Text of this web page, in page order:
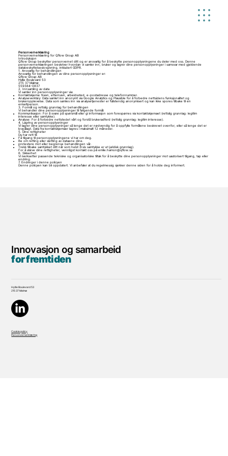
Personvernerklæring
Personvernerklæring for Qflow Group AB
Introduksjon
Qflow Group beskytter personvernet ditt og er ansvarlig for å beskytte personopplysningene du deler med oss. Denne
personvernerklæringen beskriver hvordan vi samler inn, bruker og lagrer dine personopplysninger i samsvar med gjeldende
databeskyttelseslovgivning, inkludert GDPR.
1. Ansvarlig for behandlingen
Ansvarlig for behandlingen av dine personopplysninger er:
Qflow Group AB
Hyllie Boulevard 53
215 37 Malmø
559384-0837
2. Innsamling av data
Vi samler inn personopplysninger via:
Kontaktskjema: Navn, etternavn, arbeidssted, e-postadresse og telefonnummer.
Analyseverktøy: Data samlet inn anonymt via Google Analytics og Plausible for å forbedre nettsidens funksjonalitet og
brukeropplevelse. Data som samles inn via analysetjenester er fullstendig anonymisert og kan ikke spores tilbake til en
enkeltperson.
3. Formål og rettslig grunnlag for behandlingen
Vi behandler dine personopplysninger til følgende formål:
Kommunikasjon: For å svare på spørsmål eller gi informasjon som forespørres via kontaktskjemaet (rettslig grunnlag: legitim
interesse eller samtykke).
Analyse: For å forbedre nettstedet vårt og forstå brukeradferd (rettslig grunnlag: legitim interesse).
4. Lagring av personopplysninger
Vi lagrer dine personopplysninger så lenge det er nødvendig for å oppfylle formålene beskrevet ovenfor, eller så lenge det er
lovpålagt. Data fra kontaktskjemaer lagres i maksimalt 12 måneder.
5. Dine rettigheter
Du har rett til:
Få tilgang til personopplysningene vi har om deg.
Be om retting eller sletting av dataene dine.
protestere mot eller begrense behandlingen vår.
Trekk tilbake samtykket ditt når som helst (hvis samtykke er et juridisk grunnlag).
For å utøve dine rettigheter, vennligst kontakt oss på emile.hamon@qflow.se
6. Sikkerhet
Vi iverksetter passende tekniske og organisatoriske tiltak for å beskytte dine personopplysninger mot uautorisert tilgang, tap eller
endring.
7. Endringer i denne policyen
Denne policyen kan bli oppdatert. Vi anbefaler at du regelmessig sjekker denne siden for å holde deg informert.
Innovasjon og samarbeid
for fremtiden
Hyllie Boulevard 53
215 37 Malmø
Cookie policy
Personvernerklæring